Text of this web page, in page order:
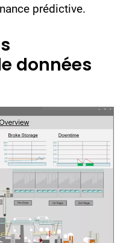
prédictive.
données